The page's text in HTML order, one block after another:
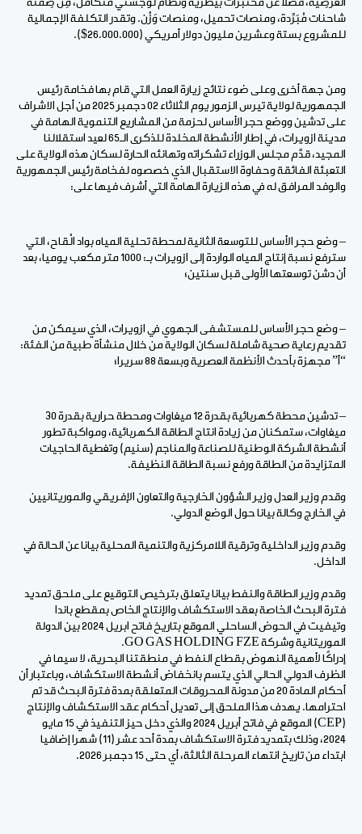
العَرَضِية، فضلا عن مختبرات بيطرية ونظام لوجستي متكامل، مِن ضِمنه
شاحنات مُبَرِّدة، ومنصات تحميل، ومنصات وَزْن. وتقدر التكلفة الإجمالية
للمشروع بستة وعشرين مليون دولار أمريكي (26.000.000$).
ومن جهة أخرى وعلى ضوء نتائج زيارة العمل التي قام بها فخامة رئيس
الجمهورية لولاية تيرس الزمور يوم الثلاثاء 02 دجمبر 2025 من أجل الاشراف
على تدشين ووضع حجر الأساس لحزمة من المشاريع التنموية الهامة في
مدينة ازويرات، في إطار الأنشطة المخلدة للذكرى الـ65 لعيد استقلالنا
المجيد، قدَّم مجلس الوزراء تشكراته وتهانئه الحارة لسكان هذه الولاية على
التعبئة الفائقة وحفاوة الاستقبال الذي خصصوه لفخامة رئيس الجمهورية
والوفد المرافق له في هذه الزيارة الهامة التي أشرف فيها على:
– وضع حجر الأساس للتوسعة الثانية لمحطة تحلية المياه بواد الْقاح، التي
سترفع نسبة إنتاج المياه الواردة إلى ازويرات بـ: 1000 متر مكعب يوميا، بعد
أن دشن توسعتها الأولى قبل سنتين؛
– وضع حجر الأساس للمستشفى الجهوي في ازويرات، الذي سيمكن من
تقديم رعاية صحية شاملة لسكان الولاية من خلال منشأة طبية من الفئة:
“أ” مجهزة بأحدث الأنظمة العصرية وبسعة 88 سريرا؛
– تدشين محطة كهربائية بقدرة 12 ميغاوات ومحطة حرارية بقدرة 30
ميغاوات، ستمكنان من زيادة انتاج الطاقة الكهربائية، ومواكبة تطور
أنشطة الشركة الوطنية للصناعة والمناجم (سنيم) وتغطية الحاجيات
المتزايدة من الطاقة ورفع نسبة الطاقة النظيفة.
وقدم وزير العدل وزير الشؤون الخارجية والتعاون الإفريقي والموريتانيين
في الخارج وكالة بيانا حول الوضع الدولي.
وقدم وزير الداخلية وترقية اللامركزية والتنمية المحلية بيانا عن الحالة في
الداخل.
وقدم وزير الطاقة والنفط بيانا يتعلق بترخيص التوقيع على ملحق تمديد
فترة البحث الخاصة بعقد الاستكشاف والإنتاج الخاص بمقطع باندا
وتيفيت في الحوض الساحلي الموقع بتاريخ فاتح ابريل 2024 بين الدولة
الموريتانية وشركة GO GAS HOLDING FZE.
إدراكًا لأهمية النهوض بقطاع النفط في منطقتنا البحرية، لا سيما في
الظرف الدولي الحالي الذي يتسم بانخفاض أنشطة الاستكشاف، وباعتبار أن
أحكام المادة 20 من مدونة المحروقات المتعلقة بمدة فترة البحث قد تم
احترامها. يهدف هذا الملحق إلى تعديل أحكام عقد الاستكشاف والإنتاج
(CEP) الموقع في فاتح أبريل 2024 والذي دخل حيز التنفيذ في 15 مايو
2024، وذلك بتمديد فترة الاستكشاف بمدة أحد عشر (11) شهرا إضافيا
ابتداء من تاريخ انتهاء المرحلة الثالثة، أي حتى 15 دجمبر 2026.